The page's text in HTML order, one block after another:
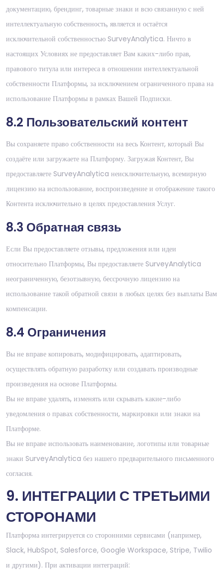
документацию, брендинг, товарные знаки и всю связанную с ней
интеллектуальную собственность, является и остаётся
исключительной собственностью SurveyAnalytica. Ничто в
настоящих Условиях не предоставляет Вам каких-либо прав,
правового титула или интереса в отношении интеллектуальной
собственности Платформы, за исключением ограниченного права на
использование Платформы в рамках Вашей Подписки.
8.2 Пользовательский контент
Вы сохраняете право собственности на весь Контент, который Вы
создаёте или загружаете на Платформу. Загружая Контент, Вы
предоставляете SurveyAnalytica неисключительную, всемирную
лицензию на использование, воспроизведение и отображение такого
Контента исключительно в целях предоставления Услуг.
8.3 Обратная связь
Если Вы предоставляете отзывы, предложения или идеи
относительно Платформы, Вы предоставляете SurveyAnalytica
неограниченную, безотзывную, бессрочную лицензию на
использование такой обратной связи в любых целях без выплаты Вам
компенсации.
8.4 Ограничения
Вы не вправе копировать, модифицировать, адаптировать,
осуществлять обратную разработку или создавать производные
произведения на основе Платформы.
Вы не вправе удалять, изменять или скрывать какие-либо
уведомления о правах собственности, маркировки или знаки на
Платформе.
Вы не вправе использовать наименование, логотипы или товарные
знаки SurveyAnalytica без нашего предварительного письменного
согласия.
9. ИНТЕГРАЦИИ С ТРЕТЬИМИ
СТОРОНАМИ
Платформа интегрируется со сторонними сервисами (например,
Slack, HubSpot, Salesforce, Google Workspace, Stripe, Twilio
и другими). При активации интеграций: